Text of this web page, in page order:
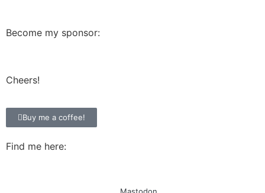
Become my sponsor:
Cheers!
Buy me a coffee!
Find me here: